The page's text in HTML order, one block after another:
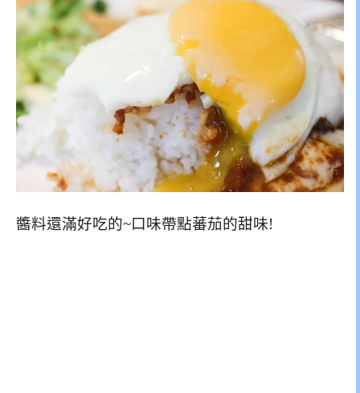
醬料還滿好吃的~口味帶點蕃茄的甜味!